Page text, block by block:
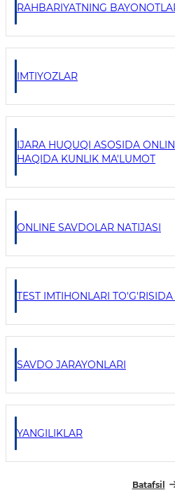
RAHBARIYATNING
IMTIYOZLAR
IJARA HUQUQI ASOSIDA
HAQIDA KUNLIK MA'LUMOT
ONLINE SAVDOLAR NATIJASI
TEST IMTIHONLARI
SAVDO JARAYONLARI
YANGILIKLAR
Batafsil